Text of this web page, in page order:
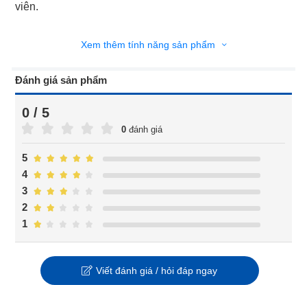
viên.
Xem thêm tính năng sản phẩm
Đánh giá sản phẩm
0 / 5
0 đánh giá
1
2
3
4
5
Viết đánh giá / hỏi đáp ngay